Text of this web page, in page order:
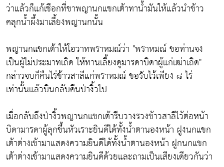
ว่าแล้วก็แก้เชือกที่ขาพญานกแขกเต้าทาน้ำมันให้แล้วนำข้าว
คลุกน้ำผึ้งมาเลี้ยงพญานกนั้น
พญานกแขกเต้าให้โอวาทพราหมณ์ว่า "พราหมณ์ ขอท่านจง
เป็นผู้ไม่ประมาทเถิด ให้ทานเลี้ยงดูมารดาบิดาผู้แก่เฒ่าเถิด"
กล่าวจบก็คืนไร่ข้าวสาลีแก่พราหมณ์ ขอรับไว้เพียง ๘ ไร่
เท่านั้นแล้วบินกลับคืนป่างิ้วไป
เมื่อกลับถึงป่างิ้วพญานกแขกเต้ารีบวางรวงข้าวสาลีไว้ต่อหน้า
บิดามารดาผู้ลุกขึ้นหัวเราะยินดีได้ทั้งน้ำตานองหน้า ฝูงนกแขก
เต้าต่างเข้ามาแสดงความยินดีได้ทั้งน้ำตานองหน้า ฝูกนกแขก
เต้าต่างเข้ามาแสดงความยินดีด้วยและถามเป็นเสียงเดียวกันว่า